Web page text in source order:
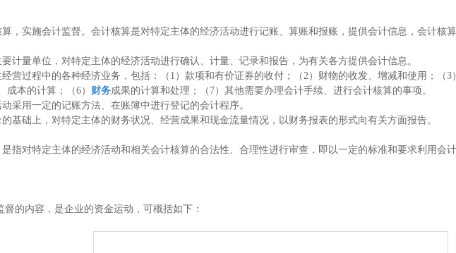
，实施会计监督。会计核算是对特定主体的经济活动进行记账、算账和报账，提供会计信息，会计核
量单位，对特定主体的经济活动进行确认、计量、记录和报告，为有关各方提供会计信息。
过程中的各种经济业务，包括：（1）款项和有价证券的收付；（2）财物的收发、增减和使用；（3
成本的计算；（6） 财务成果的计算和处理；（7）其他需要办理会计手续、进行会计核算的事项。
用一定的记账方法、在账簿中进行登记的会计程序。
础上，对特定主体的财务状况、经营成果和现金流量情况，以财务报表的形式向有关方面报告。
对特定主体的经济活动和相关会计核算的合法性、合理性进行审查，即以一定的标准和要求利用会计
内容，是企业的资金运动，可概括如下：